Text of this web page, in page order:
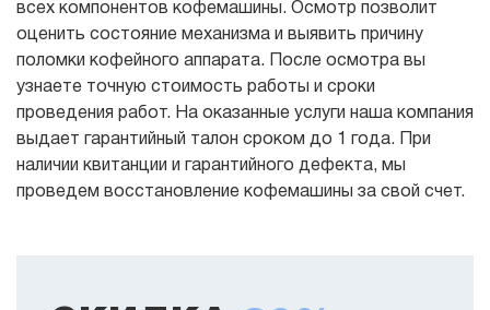
всех компонентов кофемашины. Осмотр позволит
оценить состояние механизма и выявить причину
поломки кофейного аппарата. После осмотра вы
узнаете точную стоимость работы и сроки
проведения работ. На оказанные услуги наша компания
выдает гарантийный талон сроком до 1 года. При
наличии квитанции и гарантийного дефекта, мы
проведем восстановление кофемашины за свой счет.